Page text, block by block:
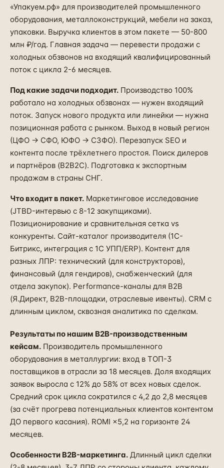
«Упакуем.рф» для производителей промышленного
оборудования, металлоконструкций, мебели на заказ,
упаковки. Выручка клиентов в этом пакете — 50-800
млн ₽/год. Главная задача — перевести продажи с
холодных обзвонов на входящий квалифицированный
поток с цикла 2-6 месяцев.
Под какие задачи подходит. Производство 100%
работало на холодных обзвонах — нужен входящий
поток. Запуск нового продукта или линейки — нужна
позиционная работа с рынком. Выход в новый регион
(ЦФО → СФО, ЮФО → СЗФО). Перезапуск SEO и
контента после трёхлетнего простоя. Поиск дилеров
и партнёров (B2B2C). Подготовка к экспортным
продажам в страны СНГ.
Что входит в пакет. Маркетинговое исследование
(JTBD-интервью с 8-12 закупщиками).
Позиционирование и сравнительная сетка vs
конкуренты. Сайт-каталог производителя (1С-
Битрикс, интеграция с 1С УПП/ERP). Контент для
разных ЛПР: технический (для конструкторов),
финансовый (для гендиров), снабженческий (для
отдела закупок). Performance-каналы для B2B
(Я.Директ, B2B-площадки, отраслевые ивенты). CRM с
длинным циклом, сквозная аналитика по сделкам.
Результаты по нашим B2B-производственным
кейсам. Производитель промышленного
оборудования в металлургии: вход в ТОП-3
поставщиков в отрасли за 18 месяцев. Доля входящих
заявок выросла с 12% до 58% от всех новых сделок.
Средний срок цикла сократился с 4,2 до 2,8 месяцев
(за счёт прогрева потенциальных клиентов контентом
ДО первого касания). ROMI ×5,2 на горизонте 24
месяцев.
Особенности B2B-маркетинга. Длинный цикл сделки